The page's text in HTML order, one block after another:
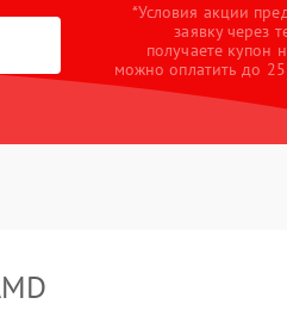
*Условия акции
заявку через
получаете купон
можно оплатить до